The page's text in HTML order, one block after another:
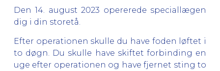
Den 14. august 2023 opererede speciallægen
dig i din storetå.
Efter operationen skulle du have foden løftet i
to døgn. Du skulle have skiftet forbinding en
uge efter operationen og have fjernet sting to